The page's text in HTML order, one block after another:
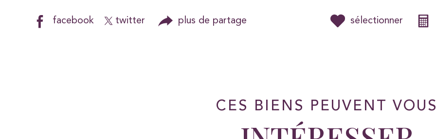
facebook twitter plus de partage sélectionner
CES BIENS PEUVENT VOUS